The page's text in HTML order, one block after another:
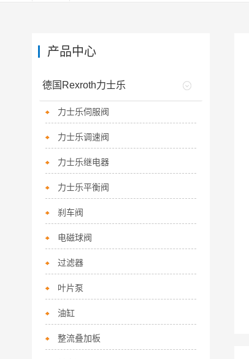
产品中心
德国Rexroth力士乐
力士乐伺服阀
力士乐调速阀
力士乐继电器
力士乐平衡阀
刹车阀
电磁球阀
过滤器
叶片泵
油缸
整流叠加板